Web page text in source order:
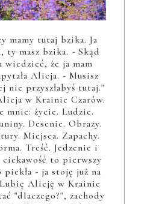
mamy tutaj bzika. Ja
ty masz bzika. - Skąd
wiedzieć, że ja mam
Alicja. - Musisz
nie przyszłabyś tutaj."
w Krainie Czarów.
mnie: życie. Ludzie.
Desenie. Obrazy.
Miejsca. Zapachy.
Treść. Jedzenie i
to pierwszy
- ja stoję już na
Alicję w Krainie
"dlaczego?", zachody